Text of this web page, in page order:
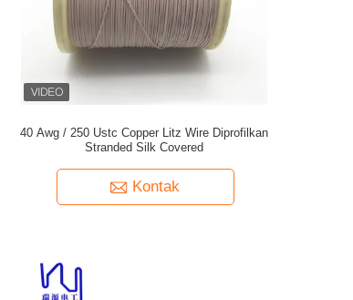
40 Awg / 250 Ustc Copper Litz Wire Diprofilkan
Stranded Silk Covered
Kontak